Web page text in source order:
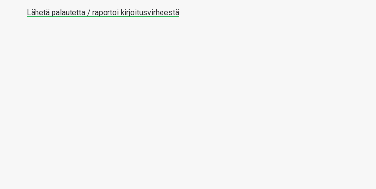
Lähetä palautetta / raportoi kirjoitusvirheestä